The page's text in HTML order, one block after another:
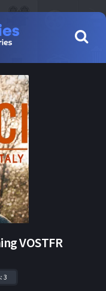
VOSTFR
3